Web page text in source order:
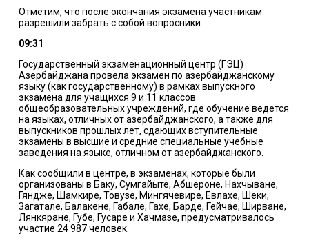
Отметим, что после окончания экзамена участникам
разрешили забрать с собой вопросники.
09:31
Государственный экзаменационный центр (ГЭЦ)
Азербайджана провела экзамен по азербайджанскому
языку (как государственному) в рамках выпускного
экзамена для учащихся 9 и 11 классов
общеобразовательных учреждений, где обучение ведется
на языках, отличных от азербайджанского, а также для
выпускников прошлых лет, сдающих вступительные
экзамены в высшие и средние специальные учебные
заведения на языке, отличном от азербайджанского.
Как сообщили в центре, в экзаменах, которые были
организованы в Баку, Сумгайыте, Абшероне, Нахчыване,
Гяндже, Шамкире, Товузе, Мингячевире, Евлахе, Шеки,
Загатале, Балакене, Габале, Гахе, Барде, Гейчае, Ширване,
Лянкяране, Губе, Гусаре и Хачмазе, предусматривалось
участие 24 987 человек.